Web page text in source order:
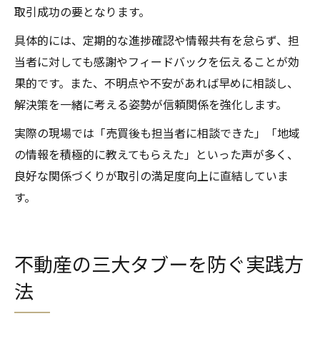
取引成功の要となります。
具体的には、定期的な進捗確認や情報共有を怠らず、担
当者に対しても感謝やフィードバックを伝えることが効
果的です。また、不明点や不安があれば早めに相談し、
解決策を一緒に考える姿勢が信頼関係を強化します。
実際の現場では「売買後も担当者に相談できた」「地域
の情報を積極的に教えてもらえた」といった声が多く、
良好な関係づくりが取引の満足度向上に直結していま
す。
不動産の三大タブーを防ぐ実践方
法